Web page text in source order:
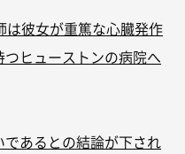
彼女が重篤な心臓発作
ヒューストンの病院へ
あるとの結論が下され